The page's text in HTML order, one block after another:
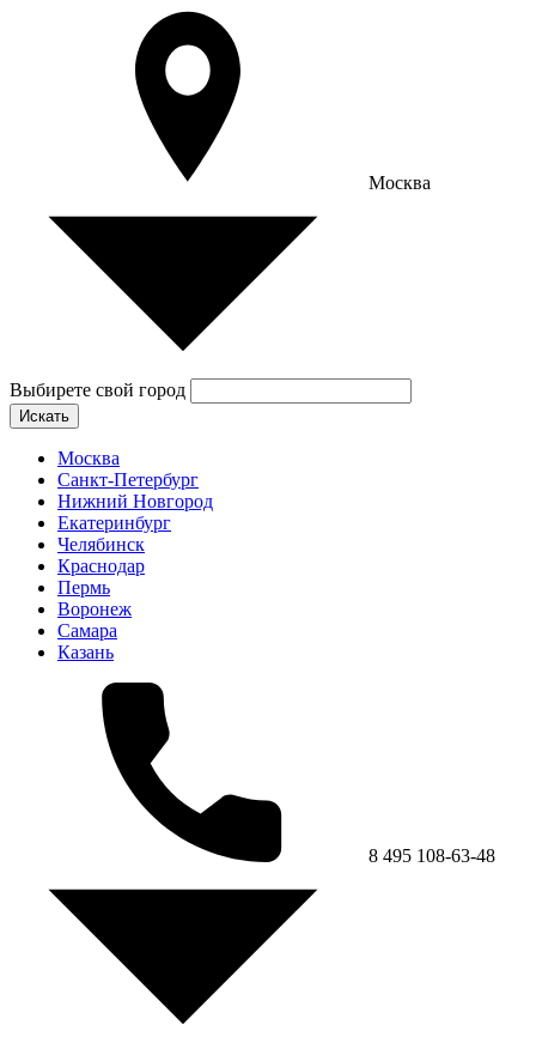
Москва
Выбирете свой город
Искать
Москва
Санкт-Петербург
Нижний Новгород
Екатеринбург
Челябинск
Краснодар
Пермь
Воронеж
Самара
Казань
8 495 108-63-48